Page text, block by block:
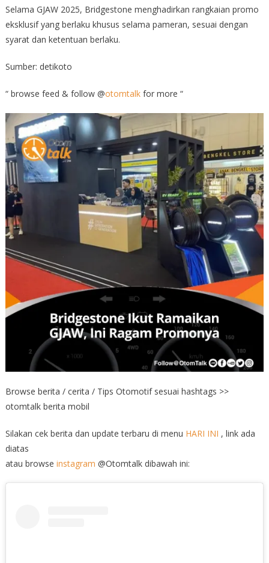
Selama GJAW 2025, Bridgestone menghadirkan rangkaian promo
eksklusif yang berlaku khusus selama pameran, sesuai dengan
syarat dan ketentuan berlaku.
Sumber: detikoto
“ browse feed & follow @otomtalkfor more “
Browse berita / cerita / Tips Otomotif sesuai hashtags >>
otomtalk berita mobil
Silakan cek berita dan update terbaru di menu HARI INI , link ada
diatas
atau browse instagram @Otomtalk dibawah ini: